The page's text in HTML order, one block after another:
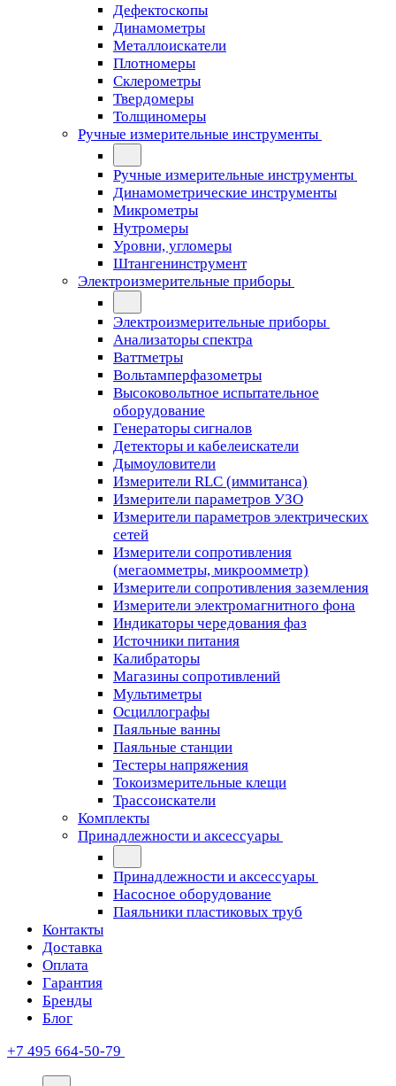
Дефектоскопы
Динамометры
Металлоискатели
Плотномеры
Склерометры
Твердомеры
Толщиномеры
Ручные измерительные инструменты
Ручные измерительные инструменты
Динамометрические инструменты
Микрометры
Нутромеры
Уровни, угломеры
Штангенинструмент
Электроизмерительные приборы
Электроизмерительные приборы
Анализаторы спектра
Ваттметры
Вольтамперфазометры
Высоковольтное испытательное
оборудование
Генераторы сигналов
Детекторы и кабелеискатели
Дымоуловители
Измерители RLC (иммитанса)
Измерители параметров УЗО
Измерители параметров электрических
сетей
Измерители сопротивления
(мегаомметры, микроомметр)
Измерители сопротивления заземления
Измерители электромагнитного фона
Индикаторы чередования фаз
Источники питания
Калибраторы
Магазины сопротивлений
Мультиметры
Осциллографы
Паяльные ванны
Паяльные станции
Тестеры напряжения
Токоизмерительные клещи
Трассоискатели
Комплекты
Принадлежности и аксессуары
Принадлежности и аксессуары
Насосное оборудование
Паяльники пластиковых труб
Контакты
Доставка
Оплата
Гарантия
Бренды
Блог
+7 495 664-50-79